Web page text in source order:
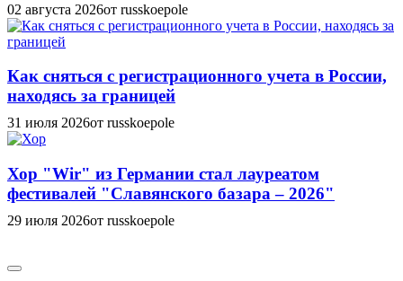
02 августа 2026от russkoepole
Как сняться с регистрационного учета в России,
находясь за границей
31 июля 2026от russkoepole
Хор "Wir" из Германии стал лауреатом
фестивалей "Славянского базара – 2026"
29 июля 2026от russkoepole